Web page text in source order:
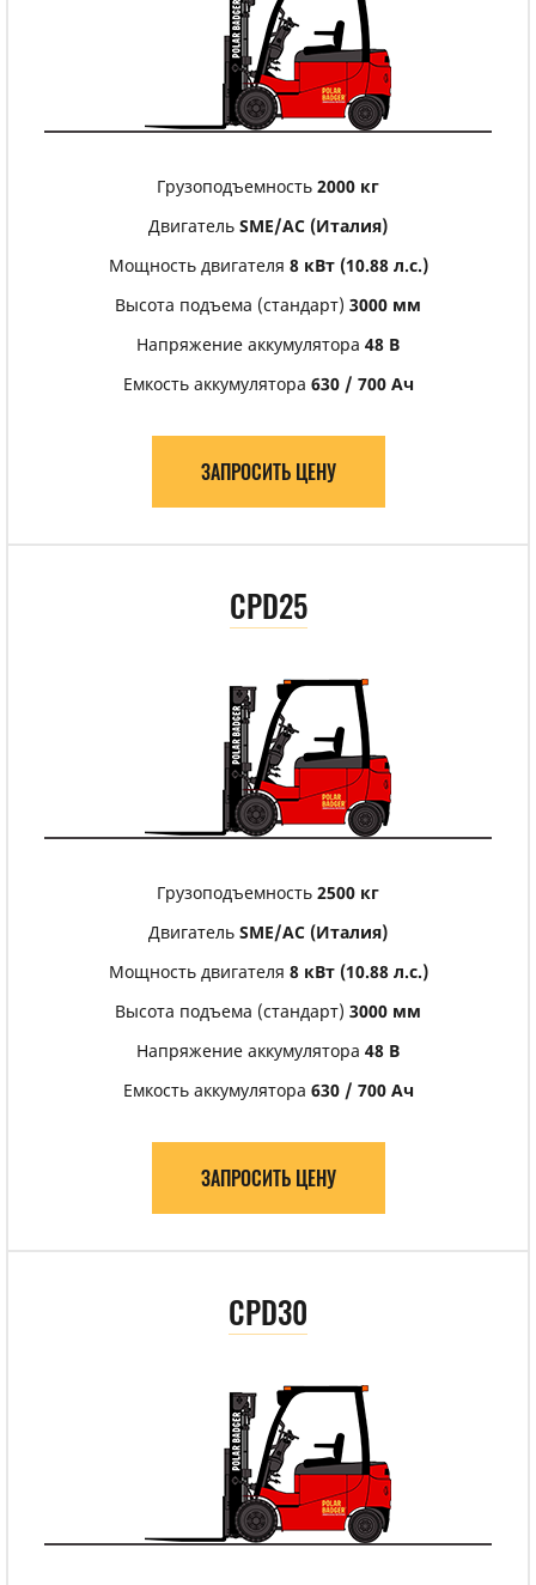
Грузоподъемность 2000 кг
Двигатель SME/АС (Италия)
Мощность двигателя 8 кВт (10.88 л.с.)
Высота подъема (стандарт) 3000 мм
Напряжение аккумулятора 48 В
Емкость аккумулятора 630 / 700 Ач
ЗАПРОСИТЬ ЦЕНУ
CPD25
Грузоподъемность 2500 кг
Двигатель SME/АС (Италия)
Мощность двигателя 8 кВт (10.88 л.с.)
Высота подъема (стандарт) 3000 мм
Напряжение аккумулятора 48 В
Емкость аккумулятора 630 / 700 Ач
ЗАПРОСИТЬ ЦЕНУ
CPD30